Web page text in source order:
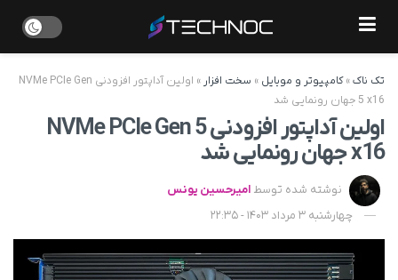
تک ناک»کامپیوتر و موبایل » سخت افزار »
اولین آداپتور افزودنی NVMe PCIe Gen
5 x16 جهان رونمایی شد
اولین آداپتور افزودنی NVMe PCIe Gen 5
x16 جهان رونمایی شد
نوشته شده توسط امیرحسین یونس
چهارشنبه 3 مرداد 1403 - 22:35